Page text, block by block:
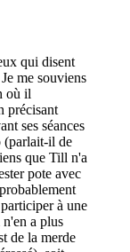
qui disent
me souviens
où il
précisant
ses séances
(parlait-il de
que Till n'a
pote avec
à une
a plus
de la merde